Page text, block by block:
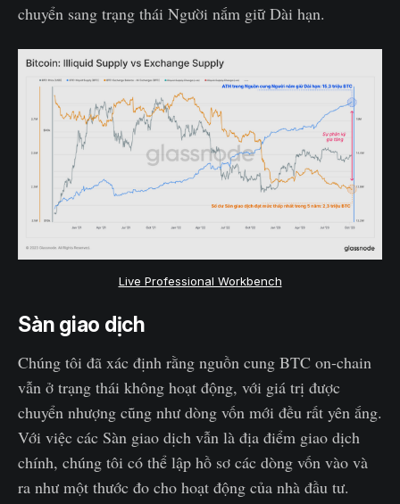
chuyển sang trạng thái Người nắm giữ Dài hạn.
Live Professional Workbench
Sàn giao dịch
Chúng tôi đã xác định rằng nguồn cung BTC on-chain
vẫn ở trạng thái không hoạt động, với giá trị được
chuyển nhượng cũng như dòng vốn mới đều rất yên ắng.
Với việc các Sàn giao dịch vẫn là địa điểm giao dịch
chính, chúng tôi có thể lập hồ sơ các dòng vốn vào và
ra như một thước đo cho hoạt động của nhà đầu tư.